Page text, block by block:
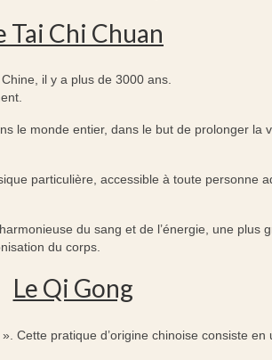
Tai Chi Chuan
il y a plus de 3000 ans.
le monde entier, dans le but de prolonger la
particulière, accessible à toute personne
du sang et de l’énergie, une plus
du corps.
Le Qi Gong
Cette pratique d’origine chinoise consiste